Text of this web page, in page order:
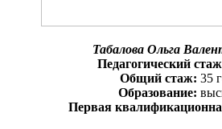
Табалова Ольга
Педагогический
Общий стаж: 35
Образование:
Первая